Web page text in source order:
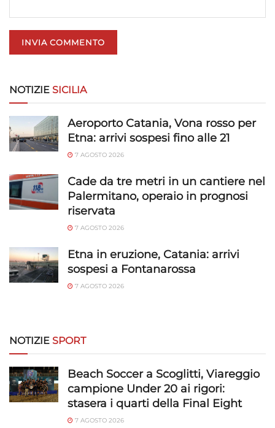
NOTIZIE SICILIA
Aeroporto Catania, Vona rosso per
Etna: arrivi sospesi fino alle 21
7 AGOSTO 2026
Cade da tre metri in un cantiere nel
Palermitano, operaio in prognosi
riservata
7 AGOSTO 2026
Etna in eruzione, Catania: arrivi
sospesi a Fontanarossa
7 AGOSTO 2026
NOTIZIE SPORT
Beach Soccer a Scoglitti, Viareggio
campione Under 20 ai rigori:
stasera i quarti della Final Eight
7 AGOSTO 2026